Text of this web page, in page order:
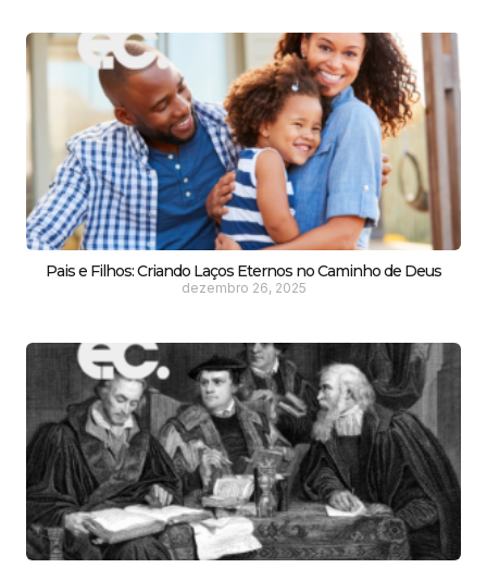
Pais e Filhos: Criando Laços Eternos no Caminho de Deus
dezembro 26, 2025